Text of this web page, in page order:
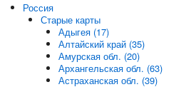
Россия
Старые карты
Адыгея (17)
Алтайский край (35)
Амурская обл. (20)
Архангельская обл. (63)
Астраханская обл. (39)